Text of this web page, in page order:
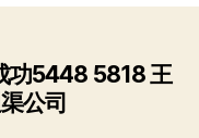
功5448 5818 王
公司